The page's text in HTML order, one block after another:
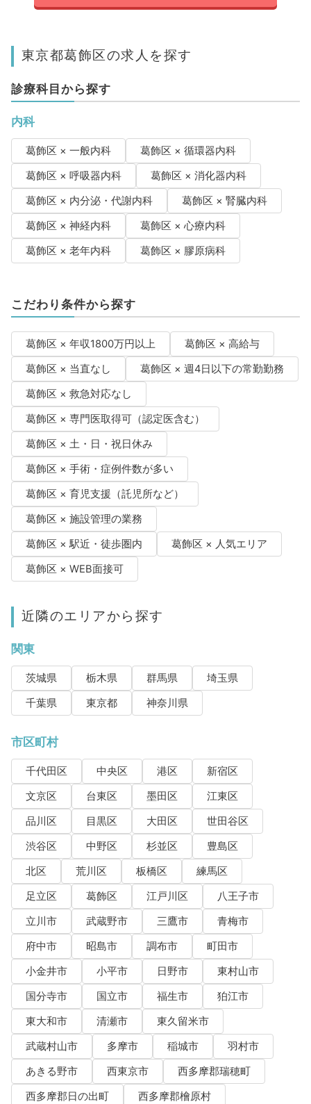
東京都葛飾区の求人を探す
診療科目から探す
内科
葛飾区 × 一般内科
葛飾区 × 循環器内科
葛飾区 × 呼吸器内科
葛飾区 × 消化器内科
葛飾区 × 内分泌・代謝内科
葛飾区 × 腎臓内科
葛飾区 × 神経内科
葛飾区 × 心療内科
葛飾区 × 老年内科
葛飾区 × 膠原病科
こだわり条件から探す
葛飾区 × 年収1800万円以上
葛飾区 × 高給与
葛飾区 × 当直なし
葛飾区 × 週4日以下の常勤勤務
葛飾区 × 救急対応なし
葛飾区 × 専門医取得可（認定医含む）
葛飾区 × 土・日・祝日休み
葛飾区 × 手術・症例件数が多い
葛飾区 × 育児支援（託児所など）
葛飾区 × 施設管理の業務
葛飾区 × 駅近・徒歩圏内
葛飾区 × 人気エリア
葛飾区 × WEB面接可
近隣のエリアから探す
関東
茨城県 栃木県 群馬県
埼玉県
千葉県
東京都 神奈川県
市区町村
千代田区 中央区 港区
新宿区
文京区
台東区 墨田区
江東区
品川区
目黒区 大田区
世田谷区
渋谷区
中野区 杉並区
豊島区
北区
荒川区 板橋区
練馬区
足立区
葛飾区 江戸川区
八王子市
立川市
武蔵野市 三鷹市
青梅市
府中市
昭島市 調布市
町田市
小金井市
小平市 日野市
東村山市
国分寺市
国立市 福生市
狛江市
東大和市
清瀬市
東久留米市
武蔵村山市
多摩市 稲城市
羽村市
あきる野市
西東京市
西多摩郡瑞穂町
西多摩郡日の出町
西多摩郡檜原村